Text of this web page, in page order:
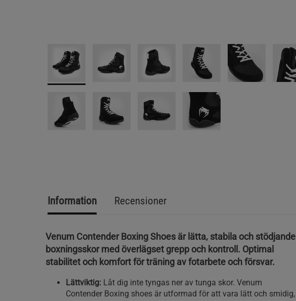
Information Recensioner
Venum Contender Boxing Shoes är lätta, stabila och stödjande
boxningsskor med överlägset grepp och kontroll. Optimal
stabilitet och komfort för träning av fotarbete och försvar.
Lättviktig: Låt dig inte tyngas ner av tunga skor. Venum
Contender Boxing shoes är utformad för att vara lätt och smidig,